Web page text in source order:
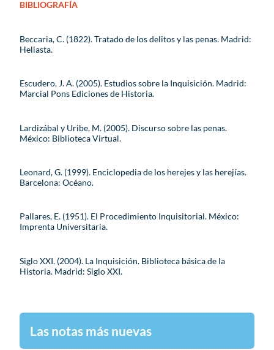
BIBLIOGRAFÍA
Beccaria, C. (1822). Tratado de los delitos y las penas. Madrid:
Heliasta.
Escudero, J. A. (2005). Estudios sobre la Inquisición. Madrid:
Marcial Pons Ediciones de Historia.
Lardizábal y Uribe, M. (2005). Discurso sobre las penas.
México: Biblioteca Virtual.
Leonard, G. (1999). Enciclopedia de los herejes y las herejías.
Barcelona: Océano.
Pallares, E. (1951). El Procedimiento Inquisitorial. México:
Imprenta Universitaria.
Siglo XXI. (2004). La Inquisición. Biblioteca básica de la
Historia. Madrid: Siglo XXI.
Las notas más nuevas